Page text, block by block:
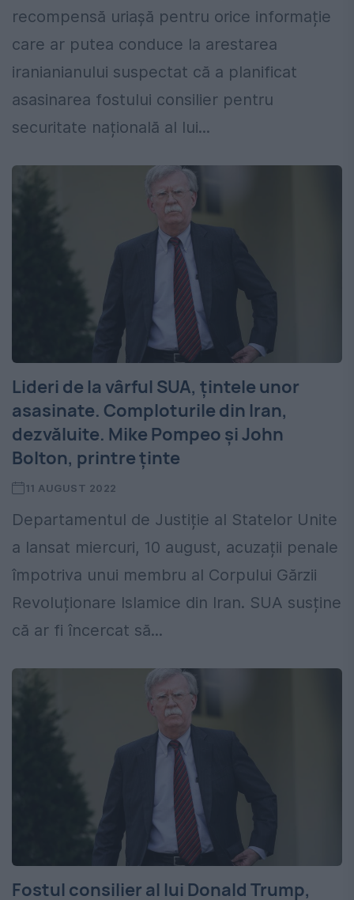
recompensă uriașă pentru orice informație
care ar putea conduce la arestarea
iranianianului suspectat că a planificat
asasinarea fostului consilier pentru
securitate națională al lui...
Lideri de la vârful SUA, țintele unor
asasinate. Comploturile din Iran,
dezvăluite. Mike Pompeo și John
Bolton, printre ținte
11 AUGUST 2022
Departamentul de Justiție al Statelor Unite
a lansat miercuri, 10 august, acuzații penale
împotriva unui membru al Corpului Gărzii
Revoluționare Islamice din Iran. SUA susține
că ar fi încercat să...
Fostul consilier al lui Donald Trump,